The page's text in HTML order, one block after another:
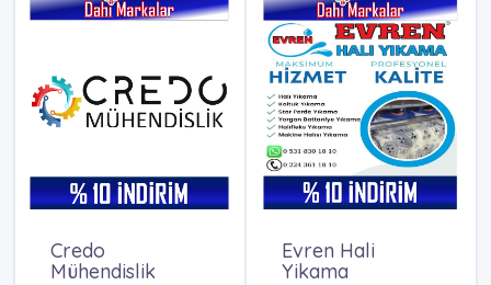
Credo
Mühendislik
Evren Hali
Yikama